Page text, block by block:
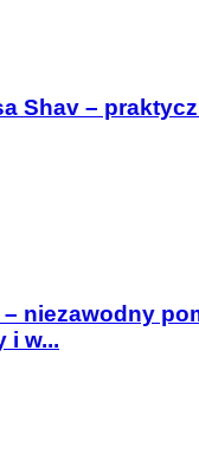
Shav –
– niezawodny
i w...